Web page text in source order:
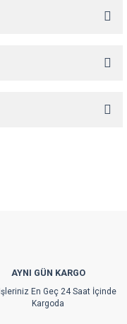
AYNI GÜN KARGO
En Geç 24 Saat İçinde
Kargoda